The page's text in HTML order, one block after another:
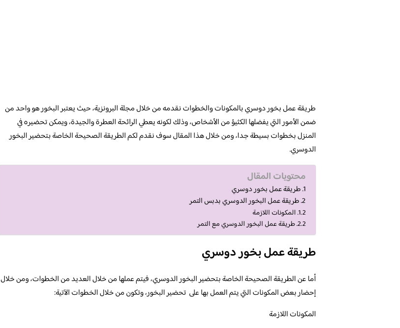
طريقة عمل بخور دوسري بالمكونات والخطوات نقدمه من خلال مجلة البرونزية، حيث يعتبر البخور هو واحد من
ضمن الأمور التي يفضلها الكثيؤ من الأشخاص، وذلك لكونه يعطي الرائحة العطرة والجيدة، ويمكن تحضيره في
المنزل بخطوات بسيطة جدا، ومن خلال هذا المقال سوف نقدم لكم الطريقة الصحيحة الخاصة بتحضير البخور
الدوسري.
محتويات المقال
طريقة عمل بخور دوسري
طريقة عمل البخور الدوسري بدبس التمر
المكونات اللازمة
طريقة عمل البخور الدوسري مع التمر
طريقة عمل بخور دوسري
أما عن الطريقة الصحيحة الخاصة بتحضير البخور الدوسري، فيتم عملها من خلال العديد من الخطوات، ومن خلال
إحضار بعض المكونات التي يتم العمل بها على تحضير البخور، وتكون من خلال الخطوات الآتية:
المكونات اللازمة